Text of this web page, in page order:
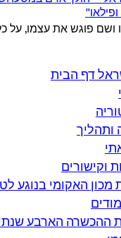
פוגש את עצמו, על
דף הבית
ותהליך
וקישורים
האקומי בנוגע
ההכשרה הארבע